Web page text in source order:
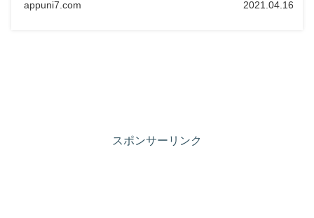
appuni7.com 2021.04.16
スポンサーリンク